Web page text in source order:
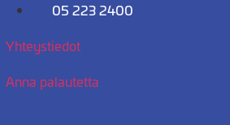
Mene
05 223 2400
Yhteystiedot
Anna palautetta